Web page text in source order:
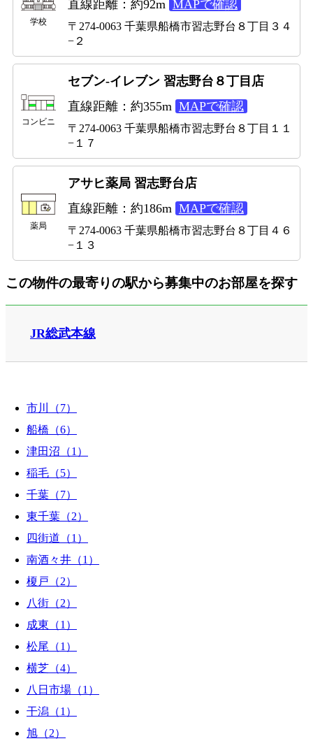
学校
直線距離：約92m MAPで確認
〒274-0063 千葉県船橋市習志野台８丁目３４
−２
コンビニ
セブン-イレブン 習志野台８丁目店
直線距離：約355m MAPで確認
〒274-0063 千葉県船橋市習志野台８丁目１１
−１７
薬局
アサヒ薬局 習志野台店
直線距離：約186m MAPで確認
〒274-0063 千葉県船橋市習志野台８丁目４６
−１３
この物件の最寄りの駅から募集中のお部屋を探す
JR総武本線
市川（7）
船橋（6）
津田沼（1）
稲毛（5）
千葉（7）
東千葉（2）
四街道（1）
南酒々井（1）
榎戸（2）
八街（2）
成東（1）
松尾（1）
横芝（4）
八日市場（1）
干潟（1）
旭（2）